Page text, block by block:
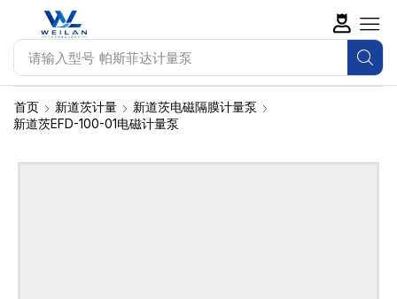
请输入型号 帕斯菲达计量泵
首页 新道茨计量
新道茨电磁隔膜计量泵
新道茨EFD-100-01电磁计量泵